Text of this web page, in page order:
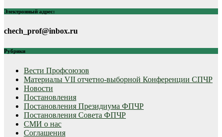
Электронный адрес:
chech_prof@inbox.ru
Рубрики
Вести Профсоюзов
Материалы VII отчетно-выборной Конференции СПЧР
Новости
Постановления
Постановления Президиума ФПЧР
Постановления Совета ФПЧР
СМИ о нас
Соглашения